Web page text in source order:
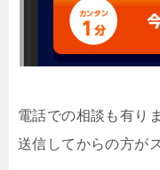
電話での相談も有り
送信してからの方が